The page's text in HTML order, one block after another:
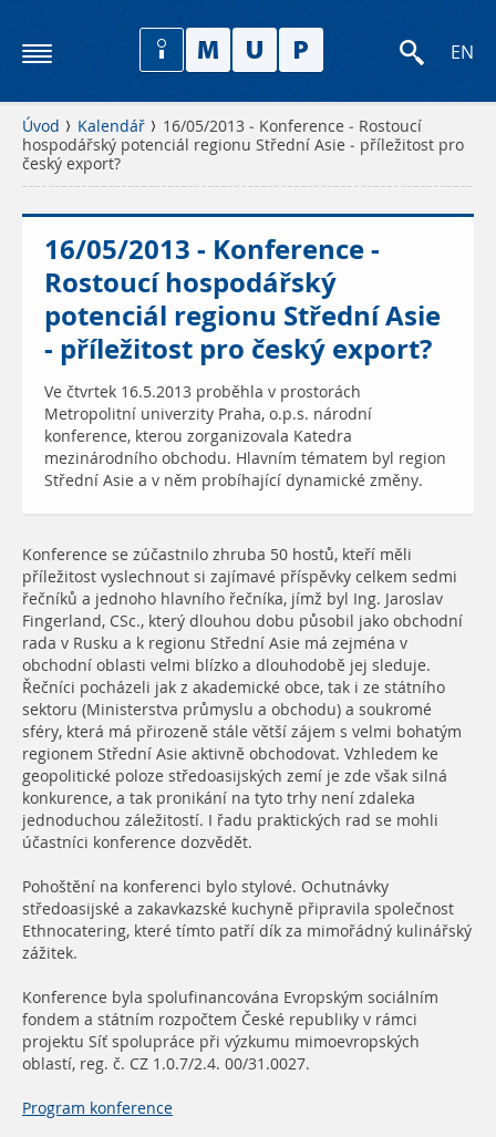
EN
Úvod Kalendář
16/05/2013 - Konference - Rostoucí
hospodářský potenciál regionu Střední Asie - příležitost pro
český export?
16/05/2013 - Konference -
Rostoucí hospodářský
potenciál regionu Střední Asie
- příležitost pro český export?
Ve čtvrtek 16.5.2013 proběhla v prostorách
Metropolitní univerzity Praha, o.p.s. národní
konference, kterou zorganizovala Katedra
mezinárodního obchodu. Hlavním tématem byl region
Střední Asie a v něm probíhající dynamické změny.
Konference se zúčastnilo zhruba 50 hostů, kteří měli
příležitost vyslechnout si zajímavé příspěvky celkem sedmi
řečníků a jednoho hlavního řečníka, jímž byl Ing. Jaroslav
Fingerland, CSc., který dlouhou dobu působil jako obchodní
rada v Rusku a k regionu Střední Asie má zejména v
obchodní oblasti velmi blízko a dlouhodobě jej sleduje.
Řečníci pocházeli jak z akademické obce, tak i ze státního
sektoru (Ministerstva průmyslu a obchodu) a soukromé
sféry, která má přirozeně stále větší zájem s velmi bohatým
regionem Střední Asie aktivně obchodovat. Vzhledem ke
geopolitické poloze středoasijských zemí je zde však silná
konkurence, a tak pronikání na tyto trhy není zdaleka
jednoduchou záležitostí. I řadu praktických rad se mohli
účastníci konference dozvědět.
Pohoštění na konferenci bylo stylové. Ochutnávky
středoasijské a zakavkazské kuchyně připravila společnost
Ethnocatering, které tímto patří dík za mimořádný kulinářský
zážitek.
Konference byla spolufinancována Evropským sociálním
fondem a státním rozpočtem České republiky v rámci
projektu Síť spolupráce při výzkumu mimoevropských
oblastí, reg. č. CZ 1.0.7/2.4. 00/31.0027.
Program konference